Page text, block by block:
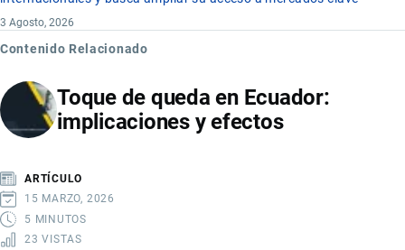
3 Agosto, 2026
Contenido Relacionado
Toque de queda en Ecuador:
implicaciones y efectos
ARTÍCULO
15 MARZO, 2026
5 MINUTOS
23 VISTAS